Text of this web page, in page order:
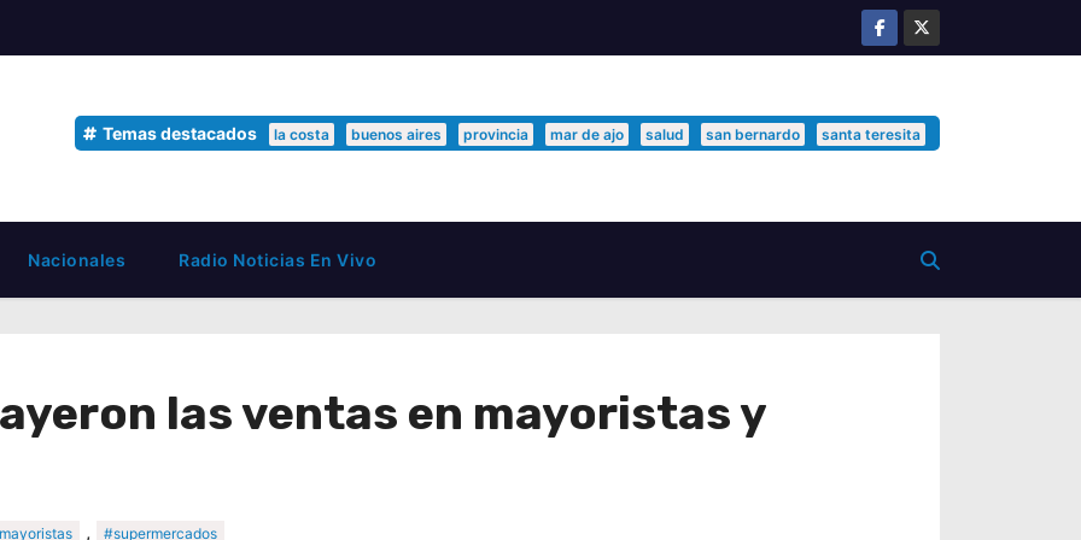
Temas destacados la costa buenos aires provincia mar de ajo salud san bernardo santa teresita
Nacionales Radio Noticias En Vivo
las ventas en mayoristas y
, #supermercados